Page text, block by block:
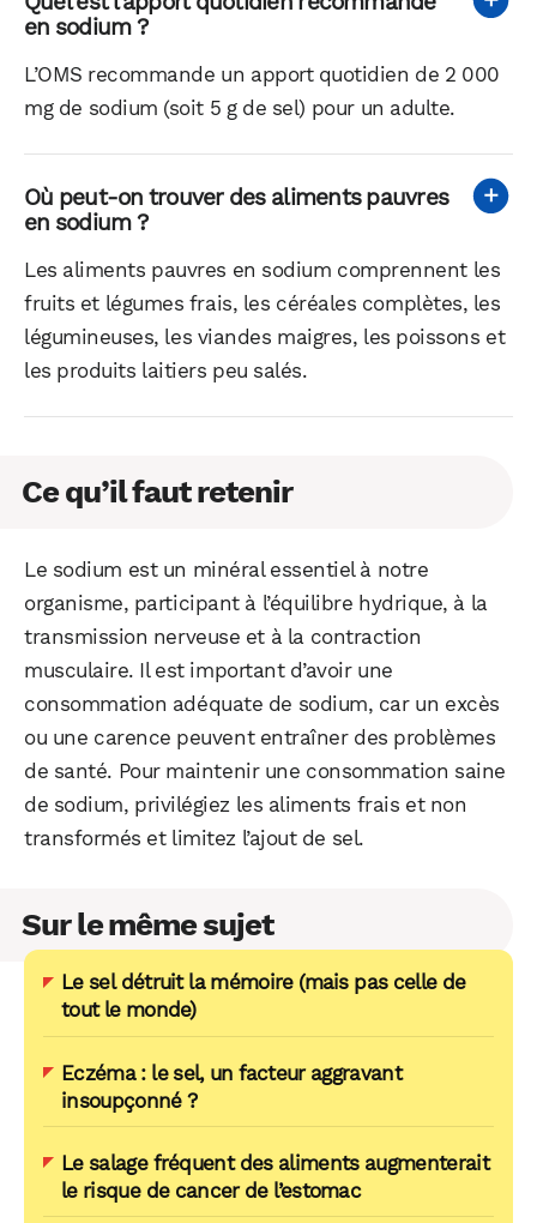
en sodium ?
L’OMS recommande un apport quotidien de 2 000
mg de sodium (soit 5 g de sel) pour un adulte.
Où peut-on trouver des aliments pauvres
en sodium ?
Les aliments pauvres en sodium comprennent les
fruits et légumes frais, les céréales complètes, les
légumineuses, les viandes maigres, les poissons et
les produits laitiers peu salés.
Ce qu’il faut retenir
Le sodium est un minéral essentiel à notre
organisme, participant à l’équilibre hydrique, à la
transmission nerveuse et à la contraction
musculaire. Il est important d’avoir une
consommation adéquate de sodium, car un excès
ou une carence peuvent entraîner des problèmes
de santé. Pour maintenir une consommation saine
de sodium, privilégiez les aliments frais et non
transformés et limitez l’ajout de sel.
Sur le même sujet
Le sel détruit la mémoire (mais pas celle de
tout le monde)
Eczéma : le sel, un facteur aggravant
insoupçonné ?
Le salage fréquent des aliments augmenterait
le risque de cancer de l’estomac